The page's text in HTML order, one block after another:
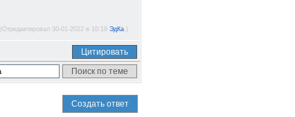
(Отредактировал 30-01-2022 в 10:19 ЭдКа.)
Цитировать
Создать ответ